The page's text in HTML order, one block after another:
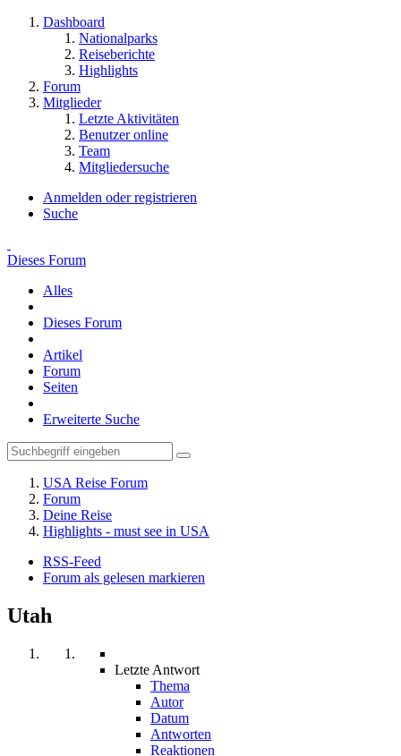
Dashboard
Nationalparks
Reiseberichte
Highlights
Forum
Mitglieder
Letzte Aktivitäten
Benutzer online
Team
Mitgliedersuche
Anmelden oder registrieren
Suche
Dieses Forum
Alles
Dieses Forum
Artikel
Forum
Seiten
Erweiterte Suche
USA Reise Forum
Forum
Deine Reise
Highlights - must see in USA
RSS-Feed
Forum als gelesen markieren
Utah
Letzte Antwort
Thema
Autor
Datum
Antworten
Reaktionen